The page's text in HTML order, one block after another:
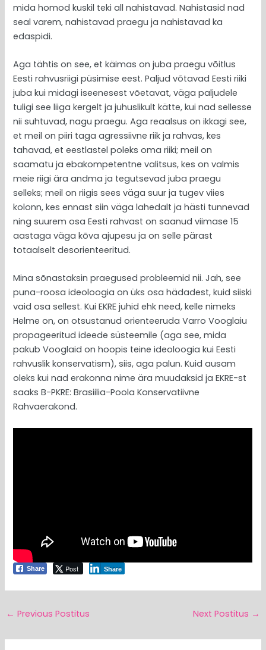
mida homod kuskil teki all nahistavad. Nahistasid nad
seal varem, nahistavad praegu ja nahistavad ka
edaspidi.
Aga tähtis on see, et käimas on juba praegu võitlus
Eesti rahvusriigi püsimise eest. Paljud võtavad Eesti riiki
juba kui midagi iseenesest võetavat, väga paljudele
tuligi see liiga kergelt ja juhuslikult kätte, kui nad sellesse
nii suhtuvad, nagu praegu. Aga reaalsus on ikkagi see,
et meil on piiri taga agressiivne riik ja rahvas, kes
tahavad, et eestlastel poleks oma riiki; meil on
saamatu ja ebakompetentne valitsus, kes on valmis
meie riigi ära andma ja tegutsevad juba praegu
selleks; meil on riigis sees väga suur ja tugev viies
kolonn, kes ennast siin väga lahedalt ja hästi tunnevad
ning suurem osa Eesti rahvast on saanud viimase 15
aastaga väga kõva ajupesu ja on selle pärast
totaalselt desorienteeritud.
Mina sõnastaksin praegused probleemid nii. Jah, see
puna-roosa ideoloogia on üks osa hädadest, kuid siiski
vaid osa sellest. Kui EKRE juhid ehk need, kelle nimeks
Helme on, on otsustanud orienteeruda Varro Vooglaiu
propageeritud ideede süsteemile (aga see, mida
pakub Vooglaid on hoopis teine ideoloogia kui Eesti
rahvuslik konservatism), siis, aga palun. Kuid ausam
oleks kui nad erakonna nime ära muudaksid ja EKRE-st
saaks B-PKRE: Brasiilia-Poola Konservatiivne
Rahvaerakond.
Share Post Share
← Previous Postitus Next Postitus →